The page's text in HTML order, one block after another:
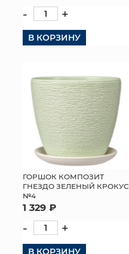
- +
В КОРЗИНУ
ГОРШОК КОМПОЗИТ
ГНЕЗДО ЗЕЛЕНЫЙ КРОКУС
№4
1 329 ₽
- +
В КОРЗИНУ